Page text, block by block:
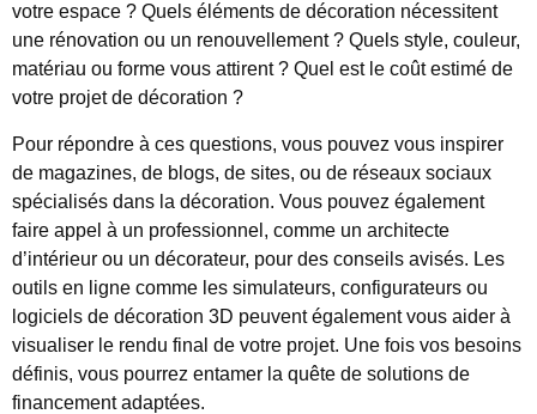
votre espace ? Quels éléments de décoration nécessitent
une rénovation ou un renouvellement ? Quels style, couleur,
matériau ou forme vous attirent ? Quel est le coût estimé de
votre projet de décoration ?
Pour répondre à ces questions, vous pouvez vous inspirer
de magazines, de blogs, de sites, ou de réseaux sociaux
spécialisés dans la décoration. Vous pouvez également
faire appel à un professionnel, comme un architecte
d’intérieur ou un décorateur, pour des conseils avisés. Les
outils en ligne comme les simulateurs, configurateurs ou
logiciels de décoration 3D peuvent également vous aider à
visualiser le rendu final de votre projet. Une fois vos besoins
définis, vous pourrez entamer la quête de solutions de
financement adaptées.